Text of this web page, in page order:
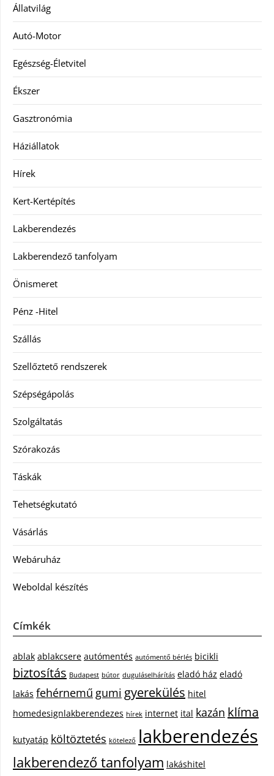
Állatvilág
Autó-Motor
Egészség-Életvitel
Ékszer
Gasztronómia
Háziállatok
Hírek
Kert-Kertépítés
Lakberendezés
Lakberendező tanfolyam
Önismeret
Pénz -Hitel
Szállás
Szellőztető rendszerek
Szépségápolás
Szolgáltatás
Szórakozás
Táskák
Tehetségkutató
Vásárlás
Webáruház
Weboldal készítés
Címkék
ablak ablakcsere autómentés autómentő bérlés bicikli
biztosítás Budapest bútor duguláselhárítás eladó ház eladó
lakás fehérnemű gumi gyerekülés hitel
homedesignlakberendezes hírek internet ital kazán klíma
kutyatáp költöztetés kötelező lakberendezés
lakberendező tanfolyam lakáshitel